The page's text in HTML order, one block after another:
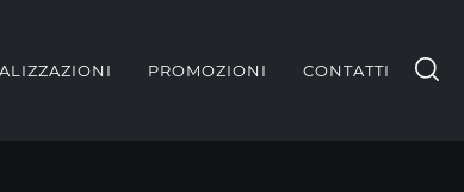
PROMOZIONI CONTATTI